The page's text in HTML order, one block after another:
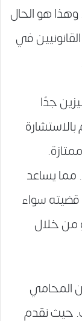
هو الحال
في
جدًا
مما يساعد
سواء
من خلال
المحامي
حيث نقدم